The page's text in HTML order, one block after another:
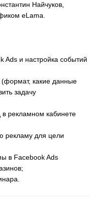
Найчуков,
eLama.
Ads и настройка событий
(формат, какие данные
задачу
в рекламном кабинете
рекламу для цели
в Facebook Ads